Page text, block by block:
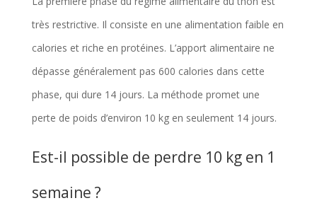
très restrictive. Il consiste en une alimentation faible en
calories et riche en protéines. L’apport alimentaire ne
dépasse généralement pas 600 calories dans cette
phase, qui dure 14 jours. La méthode promet une
perte de poids d’environ 10 kg en seulement 14 jours.
Est-il possible de perdre 10 kg en 1
semaine ?